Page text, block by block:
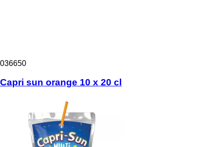
036650
Capri sun orange 10 x 20 cl